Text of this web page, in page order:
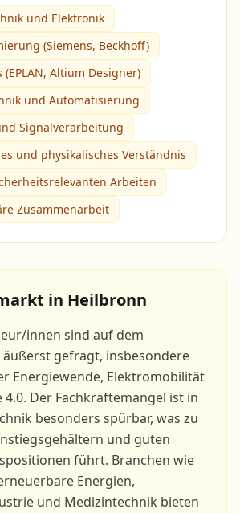
und Elektronik
(Siemens, Beckhoff)
(EPLAN, Altium Designer)
und Automatisierung
Signalverarbeitung
und physikalisches Verständnis
Arbeiten
Zusammenarbeit
in Heilbronn
innen sind auf dem
gefragt, insbesondere
Energiewende, Elektromobilität
Der Fachkräftemangel ist in
besonders spürbar, was zu
und guten
führt. Branchen wie
Energien,
und Medizintechnik bieten